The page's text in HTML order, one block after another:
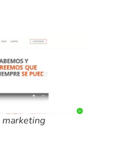
marketing